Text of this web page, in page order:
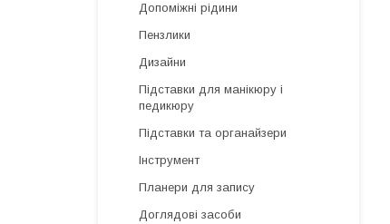
Допоміжні рідини
Пензлики
Дизайни
Підставки для манікюру і
педикюру
Підставки та органайзери
Інструмент
Планери для запису
Доглядові засоби